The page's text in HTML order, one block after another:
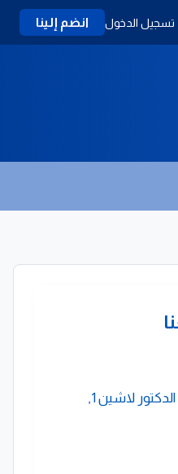
تسجيل الدخول انضم إلينا
شارع غالب عبود من شارع الدكتور لاشين 1,